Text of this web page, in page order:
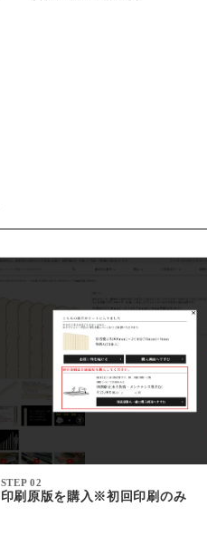
STEP 02
印刷原版を購入※初回印刷のみ